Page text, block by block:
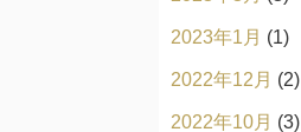
2023年1月 (1)
2022年12月 (2)
2022年10月 (3)